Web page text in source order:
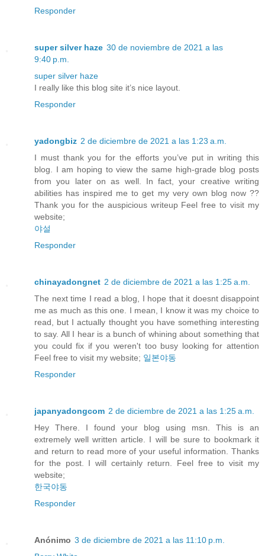
Responder
super silver haze 30 de noviembre de 2021 a las
9:40 p.m.
super silver haze
I really like this blog site it’s nice layout.
Responder
yadongbiz 2 de diciembre de 2021 a las 1:23 a.m.
I must thank you for the efforts you’ve put in writing this
blog. I am hoping to view the same high-grade blog posts
from you later on as well. In fact, your creative writing
abilities has inspired me to get my very own blog now ??
Thank you for the auspicious writeup Feel free to visit my
website;
야설
Responder
chinayadongnet 2 de diciembre de 2021 a las 1:25 a.m.
The next time I read a blog, I hope that it doesnt disappoint
me as much as this one. I mean, I know it was my choice to
read, but I actually thought you have something interesting
to say. All I hear is a bunch of whining about something that
you could fix if you weren't too busy looking for attention
Feel free to visit my website; 일본야동
Responder
japanyadongcom 2 de diciembre de 2021 a las 1:25 a.m.
Hey There. I found your blog using msn. This is an
extremely well written article. I will be sure to bookmark it
and return to read more of your useful information. Thanks
for the post. I will certainly return. Feel free to visit my
website;
한국야동
Responder
Anónimo 3 de diciembre de 2021 a las 11:10 p.m.